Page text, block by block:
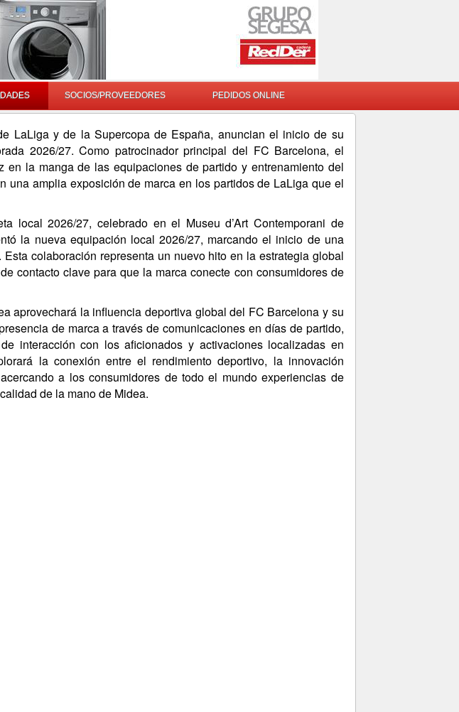
SOCIOS/PROVEEDORES PEDIDOS ONLINE
LaLiga y de la Supercopa de España, anuncian el inicio de su
2026/27. Como patrocinador principal del FC Barcelona, el
en la manga de las equipaciones de partido y entrenamiento del
una amplia exposición de marca en los partidos de LaLiga que el
local 2026/27, celebrado en el Museu d’Art Contemporani de
la nueva equipación local 2026/27, marcando el inicio de una
colaboración representa un nuevo hito en la estrategia global
contacto clave para que la marca conecte con consumidores de
aprovechará la influencia deportiva global del FC Barcelona y su
de marca a través de comunicaciones en días de partido,
interacción con los aficionados y activaciones localizadas en
la conexión entre el rendimiento deportivo, la innovación
a los consumidores de todo el mundo experiencias de
de la mano de Midea.